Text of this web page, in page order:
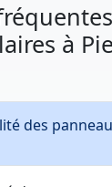
à
des